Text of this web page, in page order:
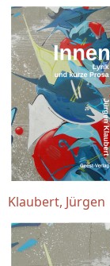
Klaubert, Jürgen